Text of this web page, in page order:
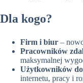
Dla kogo?
Firm i biur –
Pracowników
maksymalnej
Użytkowników
internetu, pracy i